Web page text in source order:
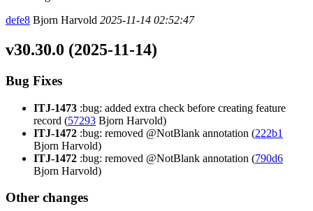
defe8 Bjorn Harvold 2025-11-14 02:52:47
v30.30.0 (2025-11-14)
Bug Fixes
ITJ-1473 :bug: added extra check before creating feature
record (57293 Bjorn Harvold)
ITJ-1472 :bug: removed @NotBlank annotation (222b1
Bjorn Harvold)
ITJ-1472 :bug: removed @NotBlank annotation (790d6
Bjorn Harvold)
Other changes